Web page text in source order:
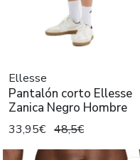
Ellesse
Pantalón corto Ellesse
Zanica Negro Hombre
33,95€ 48,5€